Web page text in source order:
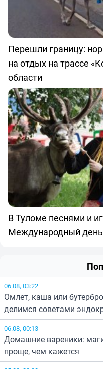
Перешли границу:
на отдых на трассе
области
В Туломе песнями и
Международный
06.08, 03:22
Омлет, каша или
делимся советами
06.08, 00:13
Домашние вареники:
проще, чем кажется